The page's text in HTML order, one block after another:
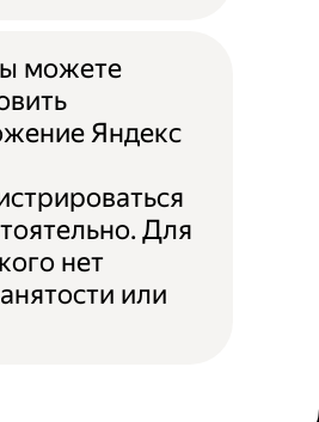
можете
Яндекс
Для
нет
или